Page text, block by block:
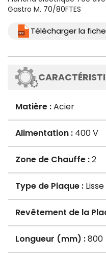
Gastro M. 70/80FTES
Télécharger la
Matière :Acier
Alimentation : 400 V
Zone de Chauffe :2
Type de Plaque : Lisse
Revêtement de la
Longueur (mm) :800